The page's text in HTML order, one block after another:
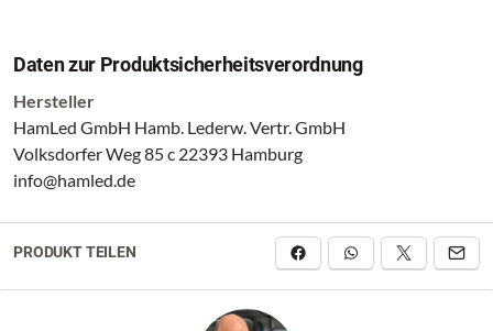
Daten zur Produktsicherheitsverordnung
Hersteller
HamLed GmbH Hamb. Lederw. Vertr. GmbH
Volksdorfer Weg 85 c 22393 Hamburg
info@hamled.de
PRODUKT TEILEN